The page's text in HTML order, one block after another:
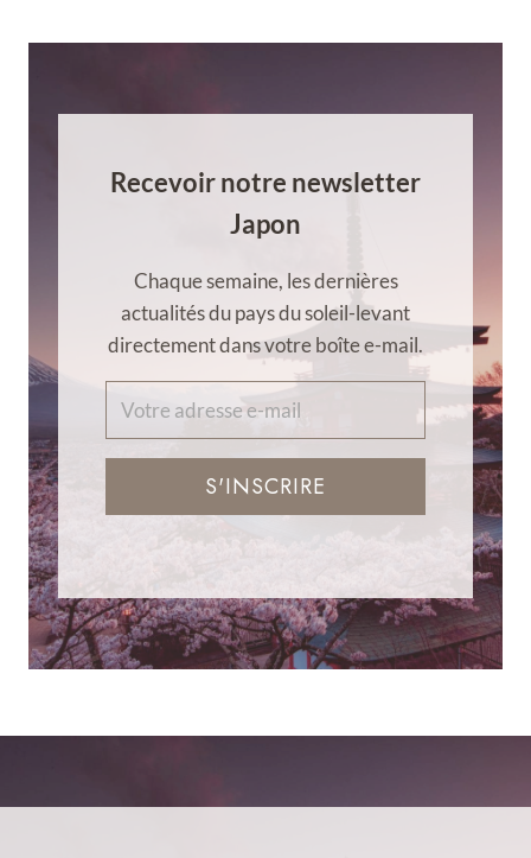
Recevoir notre newsletter
Japon
Chaque semaine, les dernières
actualités du pays du soleil-levant
directement dans votre boîte e-mail.
S'INSCRIRE